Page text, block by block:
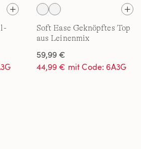
Soft Ease Geknöpftes Top
aus Leinenmix
59,99 €
44,99 € mit Code: 6A3G